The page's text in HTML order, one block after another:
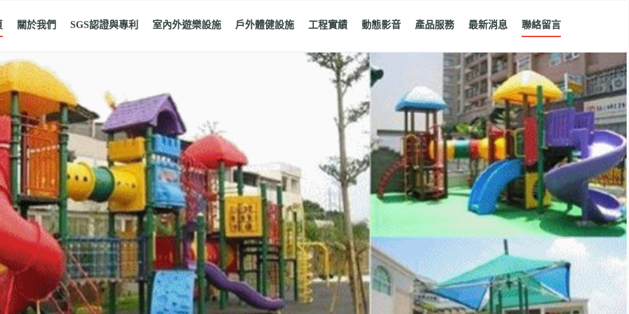
關於我們 SGS認證與專利 室內外遊樂設施 戶外體健設施 工程實績 動態影音 產品服務 最新消息 聯絡留言